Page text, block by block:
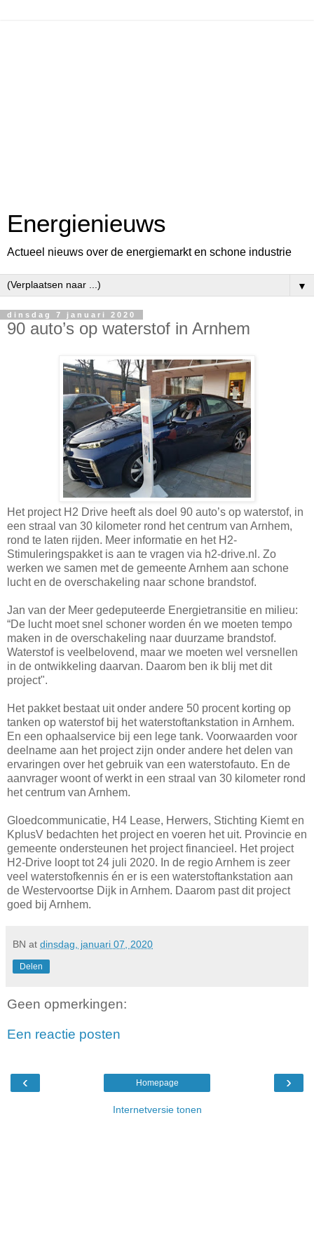
Energienieuws
Actueel nieuws over de energiemarkt en schone industrie
▼
dinsdag 7 januari 2020
90 auto’s op waterstof in Arnhem
Het project H2 Drive heeft als doel 90 auto’s op waterstof, in
een straal van 30 kilometer rond het centrum van Arnhem,
rond te laten rijden. Meer informatie en het H2-
Stimuleringspakket is aan te vragen via h2-drive.nl. Zo
werken we samen met de gemeente Arnhem aan schone
lucht en de overschakeling naar schone brandstof.
Jan van der Meer gedeputeerde Energietransitie en milieu:
“De lucht moet snel schoner worden én we moeten tempo
maken in de overschakeling naar duurzame brandstof.
Waterstof is veelbelovend, maar we moeten wel versnellen
in de ontwikkeling daarvan. Daarom ben ik blij met dit
project".
Het pakket bestaat uit onder andere 50 procent korting op
tanken op waterstof bij het waterstoftankstation in Arnhem.
En een ophaalservice bij een lege tank. Voorwaarden voor
deelname aan het project zijn onder andere het delen van
ervaringen over het gebruik van een waterstofauto. En de
aanvrager woont of werkt in een straal van 30 kilometer rond
het centrum van Arnhem.
Gloedcommunicatie, H4 Lease, Herwers, Stichting Kiemt en
KplusV bedachten het project en voeren het uit. Provincie en
gemeente ondersteunen het project financieel. Het project
H2-Drive loopt tot 24 juli 2020. In de regio Arnhem is zeer
veel waterstofkennis én er is een waterstoftankstation aan
de Westervoortse Dijk in Arnhem. Daarom past dit project
goed bij Arnhem.
BN at dinsdag, januari 07, 2020
Delen
Geen opmerkingen:
Een reactie posten
‹ ›
Homepage
Internetversie tonen